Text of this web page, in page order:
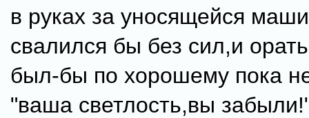
в руках за уносящейся
свалился бы без сил,и
был-бы по хорошему пока
"ваша светлость,вы